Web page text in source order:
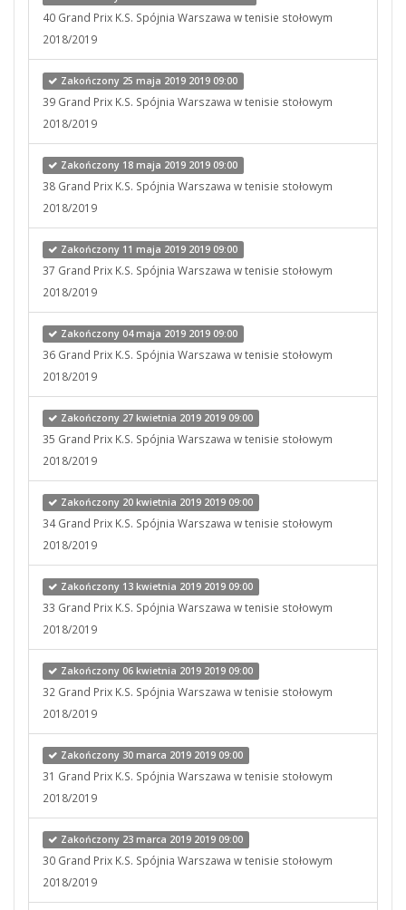
40 Grand Prix K.S. Spójnia Warszawa w tenisie stołowym
2018/2019
Zakończony 25 maja 2019 2019 09:00
39 Grand Prix K.S. Spójnia Warszawa w tenisie stołowym
2018/2019
Zakończony 18 maja 2019 2019 09:00
38 Grand Prix K.S. Spójnia Warszawa w tenisie stołowym
2018/2019
Zakończony 11 maja 2019 2019 09:00
37 Grand Prix K.S. Spójnia Warszawa w tenisie stołowym
2018/2019
Zakończony 04 maja 2019 2019 09:00
36 Grand Prix K.S. Spójnia Warszawa w tenisie stołowym
2018/2019
Zakończony 27 kwietnia 2019 2019 09:00
35 Grand Prix K.S. Spójnia Warszawa w tenisie stołowym
2018/2019
Zakończony 20 kwietnia 2019 2019 09:00
34 Grand Prix K.S. Spójnia Warszawa w tenisie stołowym
2018/2019
Zakończony 13 kwietnia 2019 2019 09:00
33 Grand Prix K.S. Spójnia Warszawa w tenisie stołowym
2018/2019
Zakończony 06 kwietnia 2019 2019 09:00
32 Grand Prix K.S. Spójnia Warszawa w tenisie stołowym
2018/2019
Zakończony 30 marca 2019 2019 09:00
31 Grand Prix K.S. Spójnia Warszawa w tenisie stołowym
2018/2019
Zakończony 23 marca 2019 2019 09:00
30 Grand Prix K.S. Spójnia Warszawa w tenisie stołowym
2018/2019